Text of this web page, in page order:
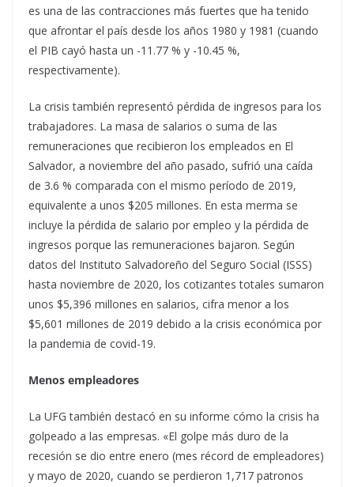
es una de las contracciones más fuertes que ha tenido
que afrontar el país desde los años 1980 y 1981 (cuando
el PIB cayó hasta un -11.77 % y -10.45 %,
respectivamente).
La crisis también representó pérdida de ingresos para los
trabajadores. La masa de salarios o suma de las
remuneraciones que recibieron los empleados en El
Salvador, a noviembre del año pasado, sufrió una caída
de 3.6 % comparada con el mismo período de 2019,
equivalente a unos $205 millones. En esta merma se
incluye la pérdida de salario por empleo y la pérdida de
ingresos porque las remuneraciones bajaron. Según
datos del Instituto Salvadoreño del Seguro Social (ISSS)
hasta noviembre de 2020, los cotizantes totales sumaron
unos $5,396 millones en salarios, cifra menor a los
$5,601 millones de 2019 debido a la crisis económica por
la pandemia de covid-19.
Menos empleadores
La UFG también destacó en su informe cómo la crisis ha
golpeado a las empresas. «El golpe más duro de la
recesión se dio entre enero (mes récord de empleadores)
y mayo de 2020, cuando se perdieron 1,717 patronos